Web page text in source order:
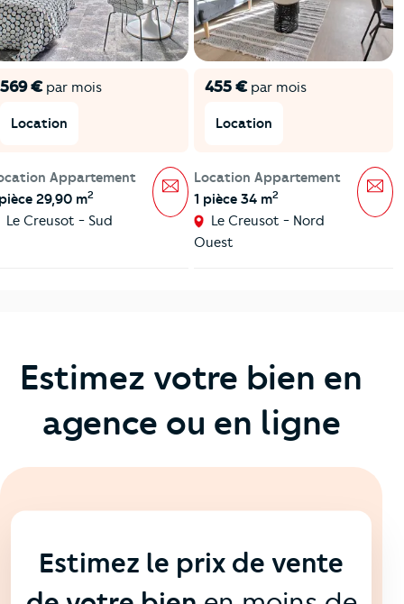
569 €par mois
Location
Appartement
29,90 m2
Le Creusot - Sud
Message
455 €par mois
Location
Location Appartement
1 pièce 34 m2
Le Creusot - Nord
Ouest
Estimez votre bien en
agence ou en ligne
Estimez le prix de vente